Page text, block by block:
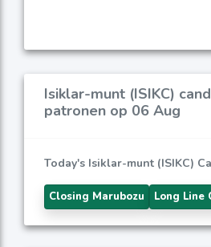
Isiklar-munt (ISIKC)
patronen op 06 Aug
Today's Isiklar-munt (ISIKC)
Closing Marubozu Long Line